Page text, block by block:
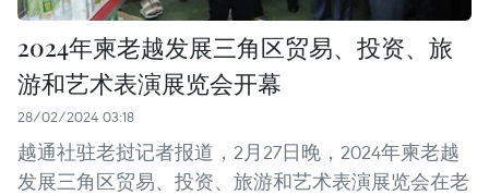
2024年柬老越发展三角区贸易、投资、旅
游和艺术表演展览会开幕
28/02/2024 03:18
越通社驻老挝记者报道，2月27日晚，2024年柬老越
发展三角区贸易、投资、旅游和艺术表演展览会在老